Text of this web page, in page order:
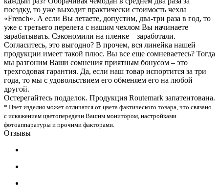
поездку, то уже выходит практически стоимость чехла
«French». А если Вы летаете, допустим, два-три раза в год, то
уже с третьего перелета с нашим чехлом Вы начинаете
зарабатывать. Сэкономили на пленке – заработали.
Согласитесь, это выгодно? В прочем, вся линейка нашей
продукции имеет такой плюс. Вы все еще сомневаетесь? Тогда
мы разгоним Ваши сомнения приятным бонусом – это
трехгодовая гарантия. Да, если наш товар испортится за три
года, то мы с удовольствием его обменяем его на любой
другой.
Остерегайтесь подделок. Продукция Routemark запатентована.
* Цвет изделия может отличатся от цвета фактического товара, что связано
с искажением цветопередачи Вашим монитором, настройками
фотоаппаратуры и прочими факторами.
Отзывы